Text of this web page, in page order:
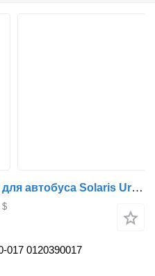
Двигатель Solaris ISLG320 для автобуса Solaris Urbino, Alpino, Vacanza (1999-)
$
017 0120390017